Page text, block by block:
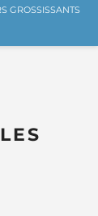
GROSSISSANTS